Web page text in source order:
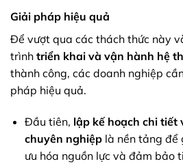
Giải pháp hiệu quả
Để vượt qua các thách thức này
trình triển khai và vận hành hệ
thành công, các doanh nghiệp
pháp hiệu quả.
Đầu tiên, lập kế hoạch chi tiết
chuyên nghiệplà nền tảng để
ưu hóa nguồn lực và đảm bảo